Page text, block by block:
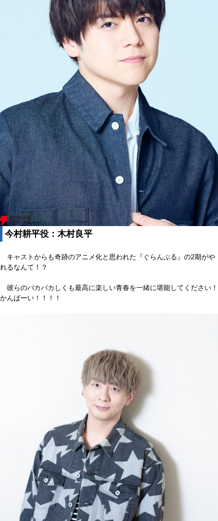
今村耕平役：木村良平
キャストからも奇跡のアニメ化と思われた『ぐらんぶる』の2期がや
れるなんて！？
彼らのバカバカしくも最高に楽しい青春を一緒に堪能してください！
かんぱーい！！！！